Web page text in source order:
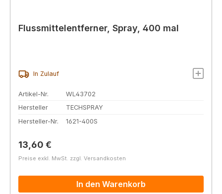
Flussmittelentferner, Spray, 400 mal
In Zulauf
Artikel-Nr.
WL43702
Hersteller
TECHSPRAY
Hersteller-Nr.
1621-400S
Regulärer Preis:
13,60 €
Preise exkl. MwSt. zzgl. Versandkosten
In den Warenkorb